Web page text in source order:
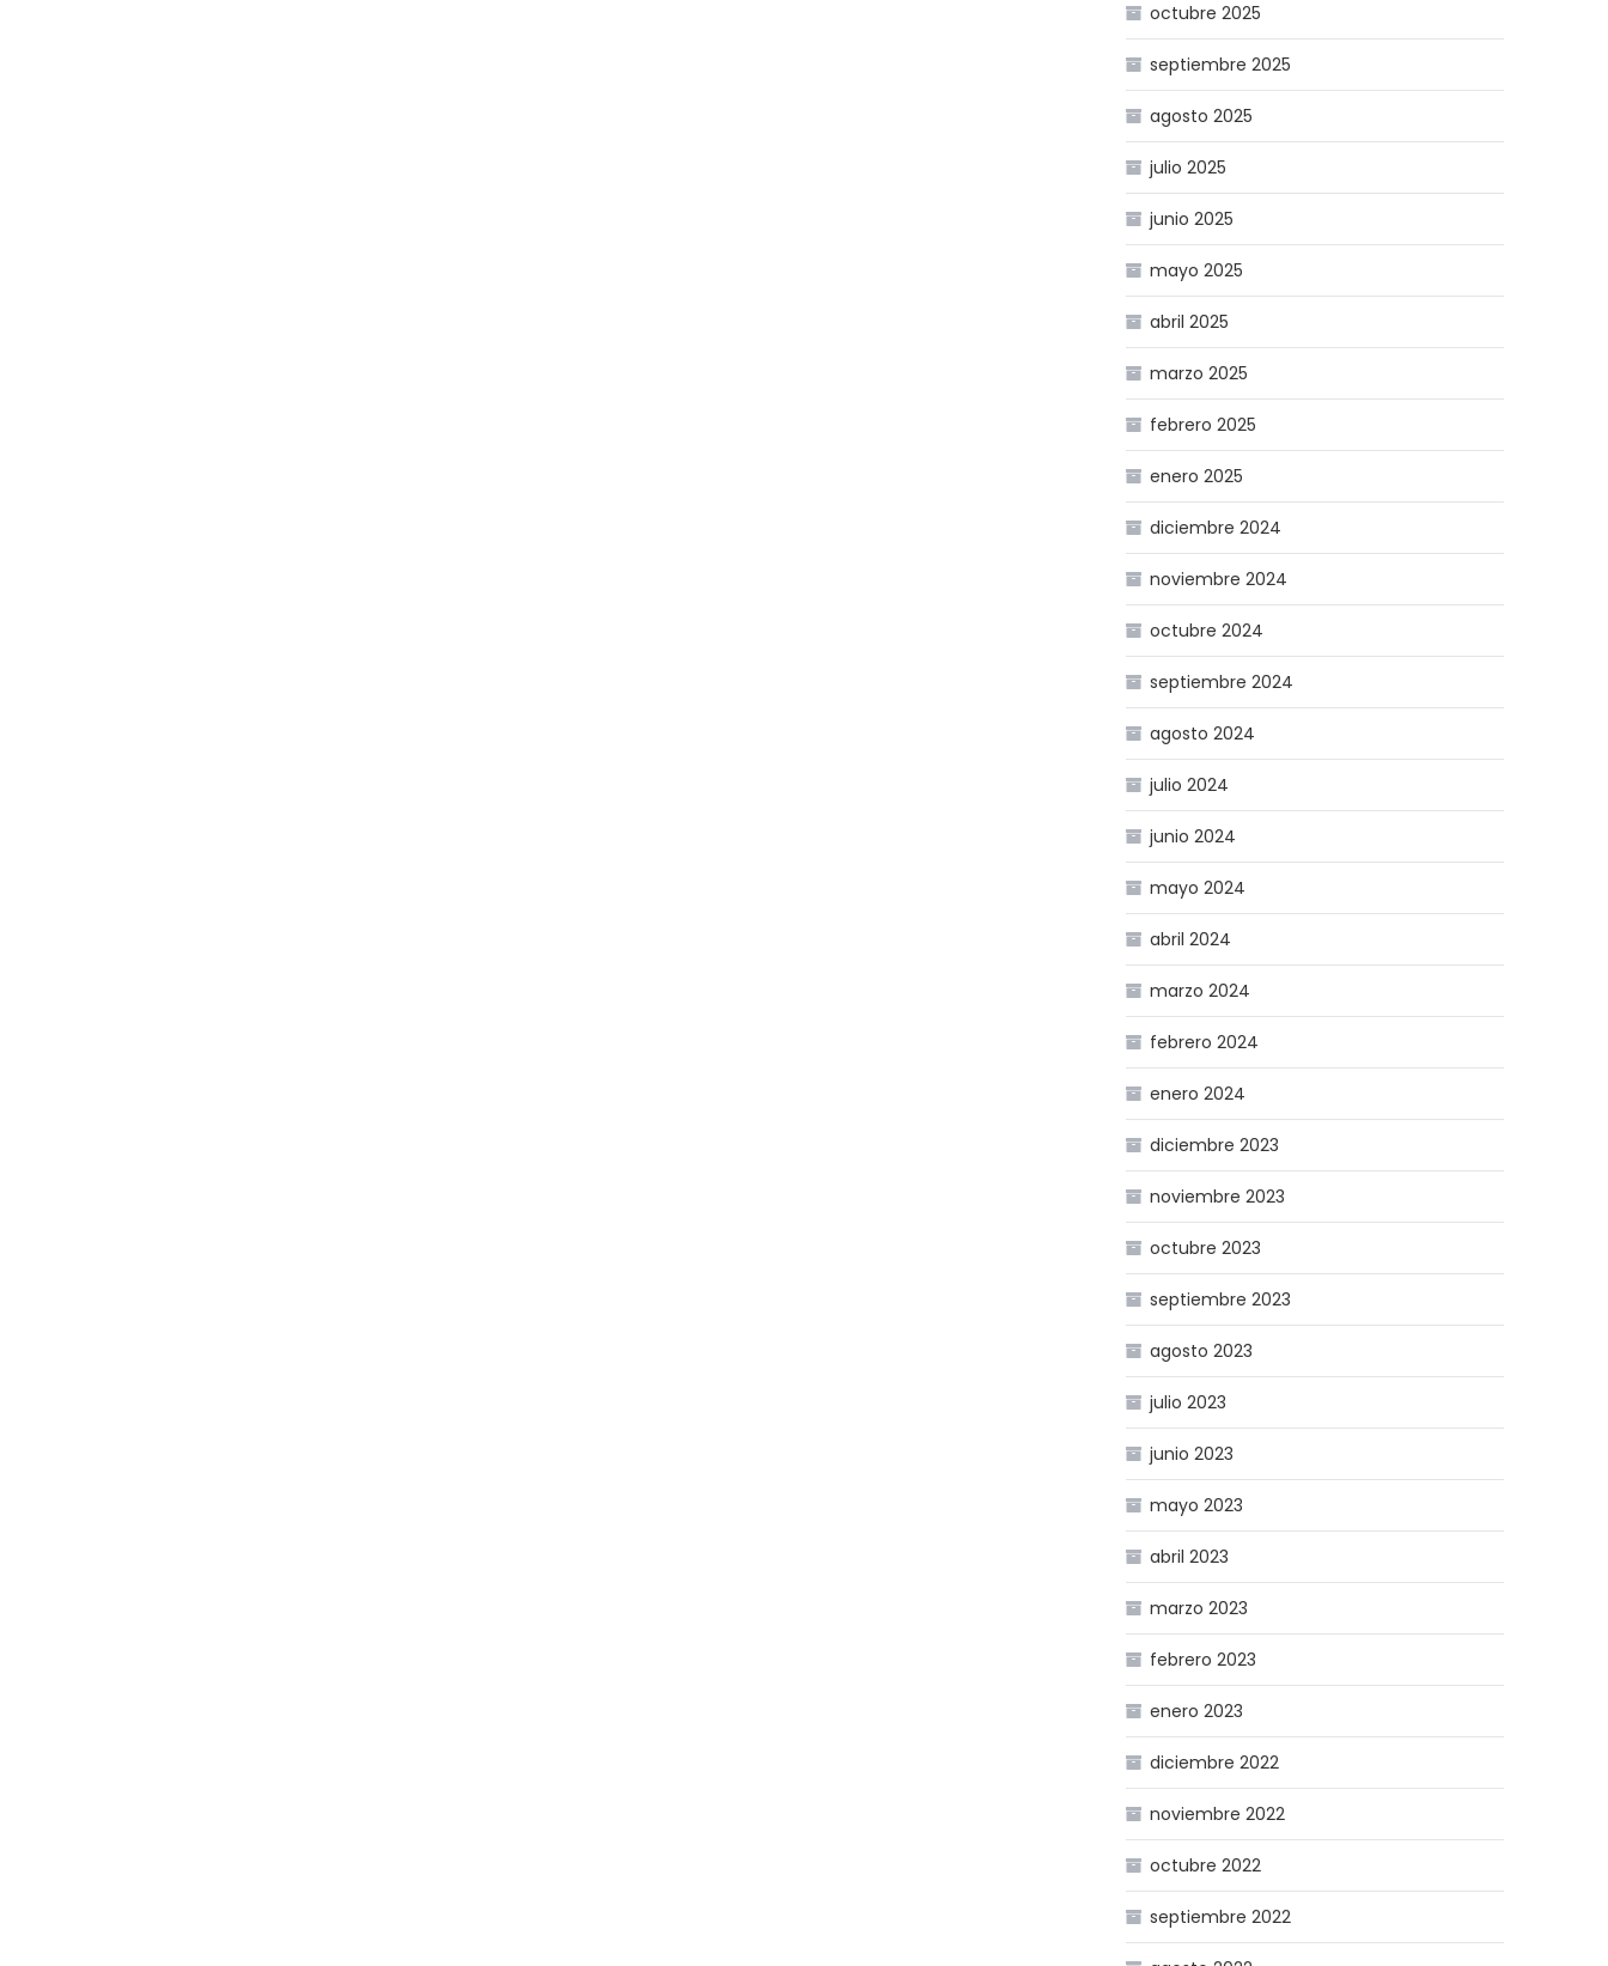
octubre 2025
septiembre 2025
agosto 2025
julio 2025
junio 2025
mayo 2025
abril 2025
marzo 2025
febrero 2025
enero 2025
diciembre 2024
noviembre 2024
octubre 2024
septiembre 2024
agosto 2024
julio 2024
junio 2024
mayo 2024
abril 2024
marzo 2024
febrero 2024
enero 2024
diciembre 2023
noviembre 2023
octubre 2023
septiembre 2023
agosto 2023
julio 2023
junio 2023
mayo 2023
abril 2023
marzo 2023
febrero 2023
enero 2023
diciembre 2022
noviembre 2022
octubre 2022
septiembre 2022